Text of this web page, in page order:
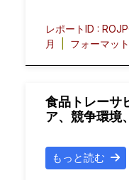
レポートID :
月
フォーマッ
食品トレーサ
ア、競争環境
もっと読む